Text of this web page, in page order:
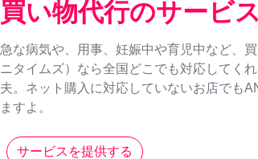
買い物代行のサービス
急な病気や、用事、妊娠中や育児中など、
ニタイムズ）なら全国どこでも対応してく
夫。ネット購入に対応していないお店でも
ますよ。
サービスを提供する